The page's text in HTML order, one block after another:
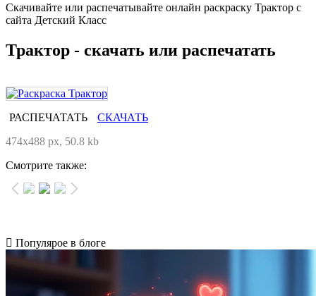
Скачивайте или распечатывайте онлайн раскраску Трактор с
сайта Детский Класс
Трактор - скачать или распечатать
РАСПЕЧАТАТЬ
СКАЧАТЬ
474x488 px, 50.8 kb
Смотрите также:
Популярое в блоге